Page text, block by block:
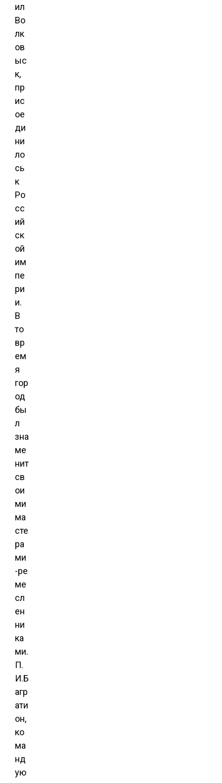
ил
Во
лк
ов
ыс
к,
пр
ис
ое
ди
ни
ло
сь
к
Ро
сс
ий
ск
ой
им
пе
ри
и.
В
то
вр
ем
я
гор
од
бы
л
зна
ме
нит
св
ои
ми
ма
сте
ра
ми
-ре
ме
сл
ен
ни
ка
ми.
П.
И.Б
агр
ати
он,
ко
ма
нд
ую